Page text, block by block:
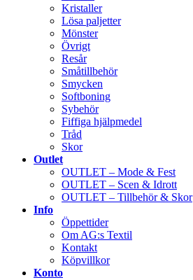
Kristaller
Lösa paljetter
Mönster
Övrigt
Resår
Småtillbehör
Smycken
Softboning
Sybehör
Fiffiga hjälpmedel
Tråd
Skor
Outlet
OUTLET – Mode & Fest
OUTLET – Scen & Idrott
OUTLET – Tillbehör & Skor
Info
Öppettider
Om AG:s Textil
Kontakt
Köpvillkor
Konto